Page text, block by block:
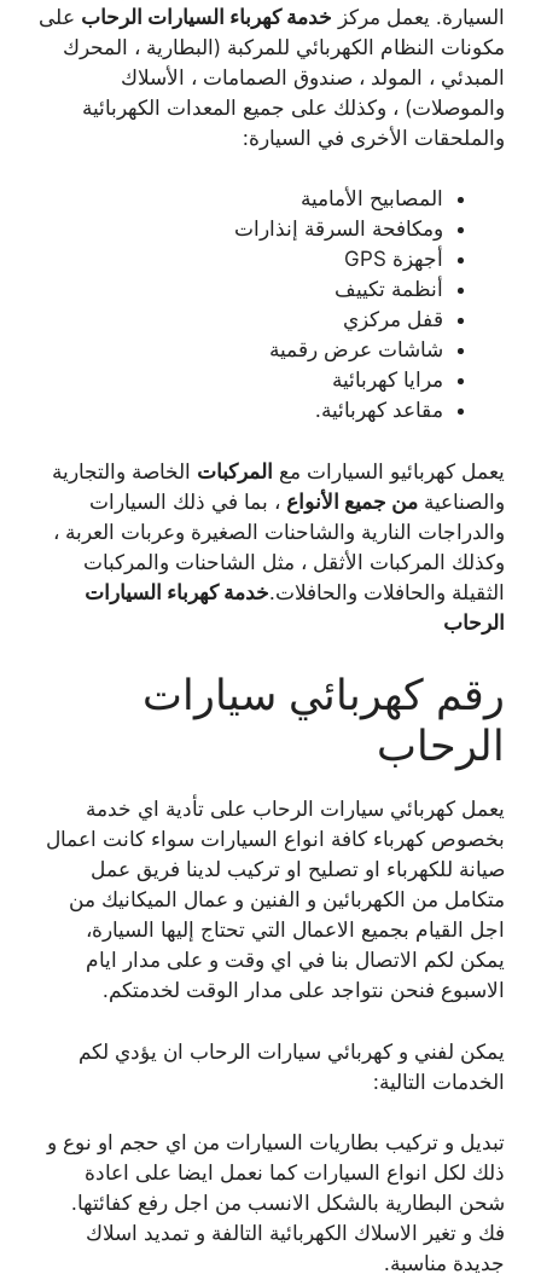
السيارة. يعمل مركز خدمة كهرباء السيارات الرحاب على
مكونات النظام الكهربائي للمركبة (البطارية ، المحرك
المبدئي ، المولد ، صندوق الصمامات ، الأسلاك
والموصلات) ، وكذلك على جميع المعدات الكهربائية
والملحقات الأخرى في السيارة:
المصابيح الأمامية
ومكافحة السرقة إنذارات
أجهزة GPS
أنظمة تكييف
قفل مركزي
شاشات عرض رقمية
مرايا كهربائية
مقاعد كهربائية.
يعمل كهربائيو السيارات مع المركبات الخاصة والتجارية
والصناعية من جميع الأنواع ، بما في ذلك السيارات
والدراجات النارية والشاحنات الصغيرة وعربات العربة ،
وكذلك المركبات الأثقل ، مثل الشاحنات والمركبات
الثقيلة والحافلات والحافلات.خدمة كهرباء السيارات
الرحاب
رقم كهربائي سيارات
الرحاب
يعمل كهربائي سيارات الرحاب على تأدية اي خدمة
بخصوص كهرباء كافة انواع السيارات سواء كانت اعمال
صيانة للكهرباء او تصليح او تركيب لدينا فريق عمل
متكامل من الكهربائين و الفنين و عمال الميكانيك من
اجل القيام بجميع الاعمال التي تحتاج إليها السيارة،
يمكن لكم الاتصال بنا في اي وقت و على مدار ايام
الاسبوع فنحن نتواجد على مدار الوقت لخدمتكم.
يمكن لفني و كهربائي سيارات الرحاب ان يؤدي لكم
الخدمات التالية:
تبديل و تركيب بطاريات السيارات من اي حجم او نوع و
ذلك لكل انواع السيارات كما نعمل ايضا على اعادة
شحن البطارية بالشكل الانسب من اجل رفع كفائتها.
فك و تغير الاسلاك الكهربائية التالفة و تمديد اسلاك
جديدة مناسبة.